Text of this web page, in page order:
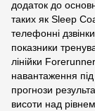
додаток до
таких як Sleep
телефонні
показники
лінійки
навантаження
прогнози
висоти над